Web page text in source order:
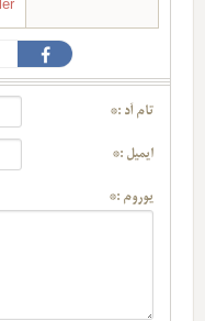
تام آد :*
ایمیل :*
یوروم :*